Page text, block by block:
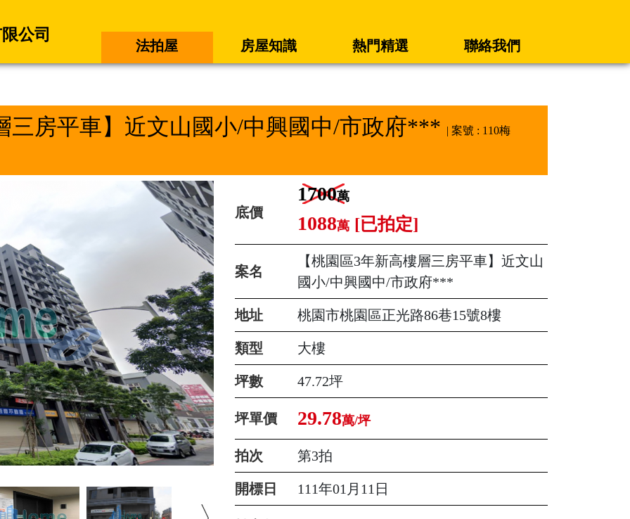
公司
法拍屋 房屋知識 熱門精選 聯絡我們
三房平車】近文山國小/中興國中/市政府*** | 案號 : 110梅
底價
1700萬
1088萬 [已拍定]
案名
【桃園區3年新高樓層三房平車】近文山
國小/中興國中/市政府***
地址 桃園市桃園區正光路86巷15號8樓
類型 大樓
坪數 47.72坪
坪單價 29.78萬/坪
拍次 第3拍
開標日 111年01月11日